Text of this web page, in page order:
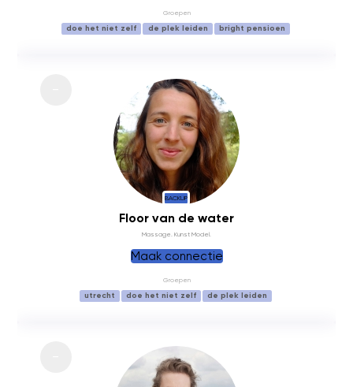
Groepen
doe het niet zelf de plek leiden bright pensioen
BACKUP
Floor van de water
Massage. Kunst Model.
Maak connectie
Groepen
utrecht doe het niet zelf de plek leiden